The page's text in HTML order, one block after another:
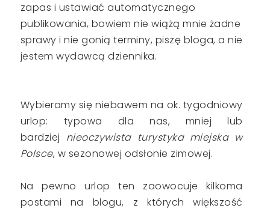
zapas i ustawiać automatycznego
publikowania, bowiem nie wiążą mnie żadne
sprawy i nie gonią terminy, piszę bloga, a nie
jestem wydawcą dziennika.
Wybieramy się niebawem na ok. tygodniowy
urlop: typowa dla nas, mniej lub
bardziej nieoczywista turystyka miejska w
Polsce, w sezonowej odsłonie zimowej.
Na pewno urlop ten zaowocuje kilkoma
postami na blogu, z których większość